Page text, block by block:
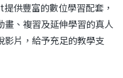
供豐富的數位學習配套，
畫、複習及延伸學習的真人
影片，給予充足的教學支